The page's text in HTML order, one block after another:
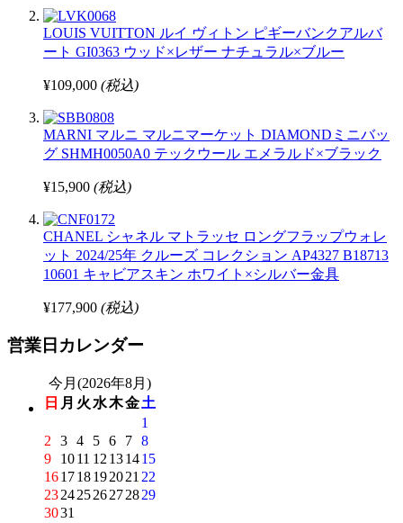
LOUIS VUITTON ルイ ヴィトン ピギーバンクアルバ
ート GI0363 ウッド×レザー ナチュラル×ブルー
¥109,000 (税込)
MARNI マルニ マルニマーケット DIAMONDミニバッ
グ SHMH0050A0 テックウール エメラルド×ブラック
¥15,900 (税込)
CHANEL シャネル マトラッセ ロングフラップウォレ
ット 2024/25年 クルーズ コレクション AP4327 B18713
10601 キャビアスキン ホワイト×シルバー金具
¥177,900 (税込)
営業日カレンダー
今月(2026年8月)
日 月 火 水木金土
1
2
3 4 5 6 7 8
9
1011 12 131415
161718192021 22
23242526272829
3031